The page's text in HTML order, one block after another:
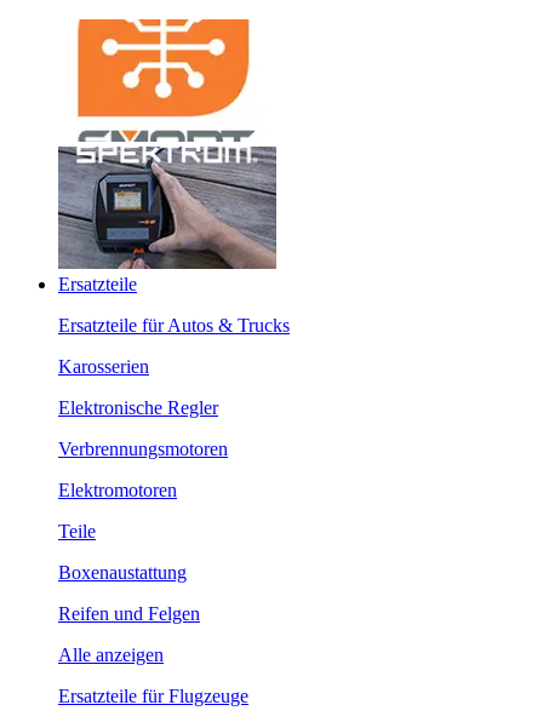
Ersatzteile
Ersatzteile für Autos & Trucks
Karosserien
Elektronische Regler
Verbrennungsmotoren
Elektromotoren
Teile
Boxenaustattung
Reifen und Felgen
Alle anzeigen
Ersatzteile für Flugzeuge